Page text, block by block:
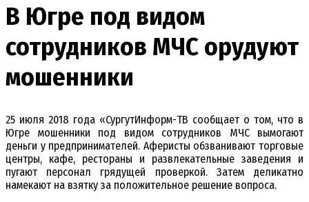
В Югре под видом
сотрудников МЧС орудуют
мошенники
25 июля 2018 года «СургутИнформ-ТВ сообщает о том, что в
Югре мошенники под видом сотрудников МЧС вымогают
деньги у предпринимателей. Аферисты обзванивают торговые
центры, кафе, рестораны и развлекательные заведения и
пугают персонал грядущей проверкой. Затем деликатно
намекают на взятку за положительное решение вопроса.